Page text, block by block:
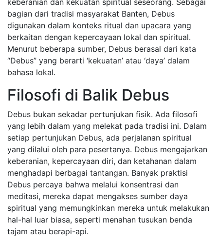
keberanian dan kekuatan spiritual seseorang. Sebagai
bagian dari tradisi masyarakat Banten, Debus
digunakan dalam konteks ritual dan upacara yang
berkaitan dengan kepercayaan lokal dan spiritual.
Menurut beberapa sumber, Debus berasal dari kata
“Debus” yang berarti ‘kekuatan’ atau ‘daya’ dalam
bahasa lokal.
Filosofi di Balik Debus
Debus bukan sekadar pertunjukan fisik. Ada filosofi
yang lebih dalam yang melekat pada tradisi ini. Dalam
setiap pertunjukan Debus, ada perjalanan spiritual
yang dilalui oleh para pesertanya. Debus mengajarkan
keberanian, kepercayaan diri, dan ketahanan dalam
menghadapi berbagai tantangan. Banyak praktisi
Debus percaya bahwa melalui konsentrasi dan
meditasi, mereka dapat mengakses sumber daya
spiritual yang memungkinkan mereka untuk melakukan
hal-hal luar biasa, seperti menahan tusukan benda
tajam atau berapi-api.